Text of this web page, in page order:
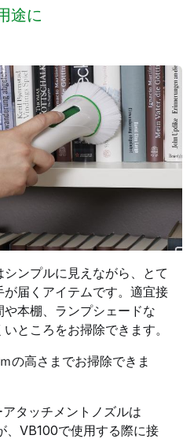
途に
ンプルに見えながら、とて
が届くアイテムです。適宜接
本棚、ランプシェードな
ところをお掃除できます。
の高さまでお掃除できま
タッチメントノズルは
、VB100で使用する際に接